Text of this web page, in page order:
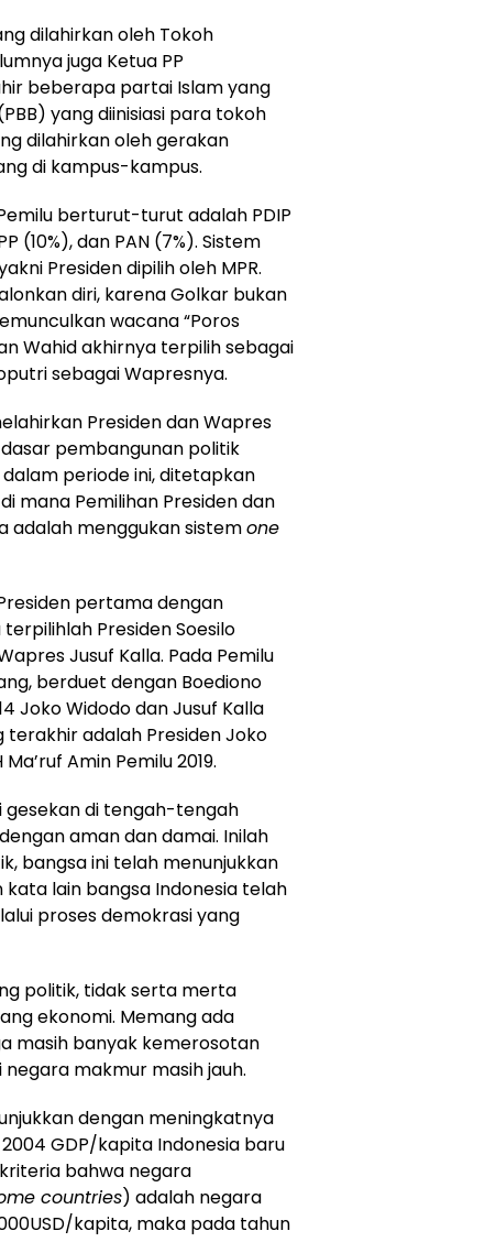
dilahirkan oleh Tokoh
juga Ketua PP
beberapa partai Islam yang
yang diinisiasi para tokoh
dilahirkan oleh gerakan
di kampus-kampus.
berturut-turut adalah PDIP
(10%), dan PAN (7%). Sistem
Presiden dipilih oleh MPR.
diri, karena Golkar bukan
wacana “Poros
Wahid akhirnya terpilih sebagai
sebagai Wapresnya.
Presiden dan Wapres
pembangunan politik
periode ini, ditetapkan
mana Pemilihan Presiden dan
adalah menggukan sistemone
pertama dengan
Presiden Soesilo
Jusuf Kalla. Pada Pemilu
berduet dengan Boediono
Joko Widodo dan Jusuf Kalla
terakhir adalah Presiden Joko
Amin Pemilu 2019.
gesekan di tengah-tengah
aman dan damai. Inilah
bangsa ini telah menunjukkan
lain bangsa Indonesia telah
proses demokrasi yang
politik, tidak serta merta
ekonomi. Memang ada
masih banyak kemerosotan
makmur masih jauh.
dengan meningkatnya
GDP/kapita Indonesia baru
bahwa negara
countries) adalah negara
kapita, maka pada tahun